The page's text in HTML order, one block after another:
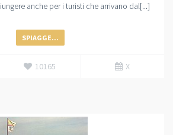
anche per i turisti che arrivano dal[...]
SPIAGGE...
10165 X